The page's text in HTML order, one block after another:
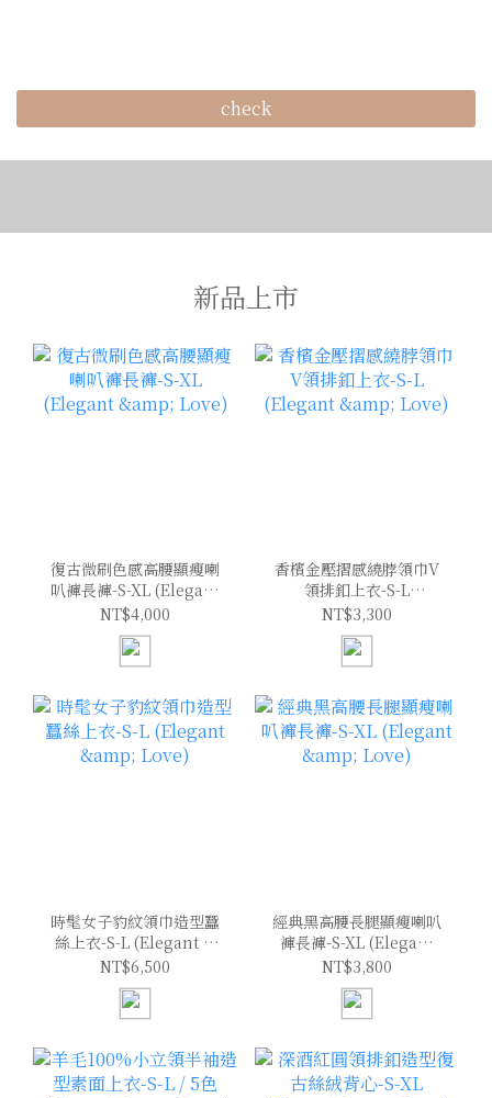
check
新品上市
復古微刷色感高腰顯瘦喇
叭褲長褲-S-XL (Elegant
& Love)
NT$4,000
香檳金壓摺感繞脖領巾V
領排釦上衣-S-L
(Elegant & Love)
NT$3,300
時髦女子豹紋領巾造型蠶
絲上衣-S-L (Elegant &
Love)
NT$6,500
經典黑高腰長腿顯瘦喇叭
褲長褲-S-XL (Elegant
& Love)
NT$3,800